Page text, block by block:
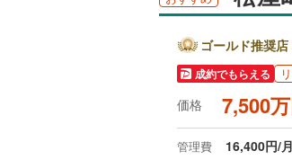
ゴールド推奨
成約でもらえる
価格 7,500
管理費 16,400円/月